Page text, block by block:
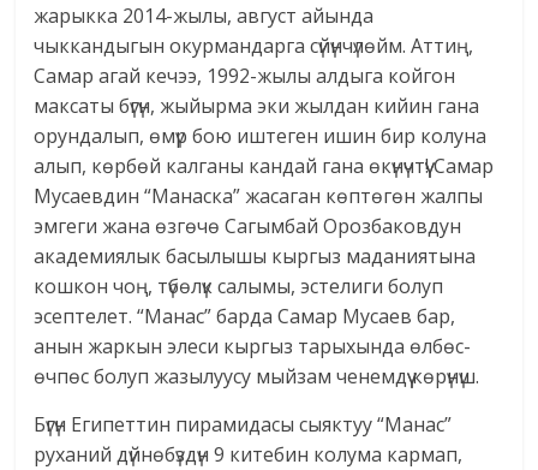
жарыкка 2014-жылы, август айында
чыккандыгын окурмандарга сүйүнчүлөйм. Аттиң,
Самар агай кечээ, 1992-жылы алдыга койгон
максаты бүгүн, жыйырма эки жылдан кийин гана
орундалып, өмүр бою иштеген ишин бир колуна
алып, көрбөй калганы кандай гана өкүнүчтүү! Самар
Мусаевдин “Манаска” жасаган көптөгөн жалпы
эмгеги жана өзгөчө Сагымбай Орозбаковдун
академиялык басылышы кыргыз маданиятына
кошкон чоң, түбөлүк салымы, эстелиги болуп
эсептелет. “Манас” барда Самар Мусаев бар,
анын жаркын элеси кыргыз тарыхында өлбөс-
өчпөс болуп жазылуусу мыйзам ченемдүү көрүнүш.
Бүгүн Египеттин пирамидасы сыяктуу “Манас”
руханий дүйнөбүздүн 9 китебин колума кармап,